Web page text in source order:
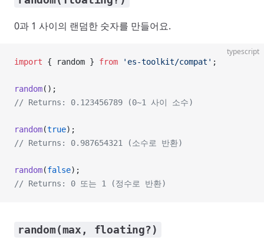
0과 1 사이의 랜덤한 숫자를 만들어요.
typescript
import { random } from 'es-toolkit/compat' ;
random();
// Returns: 0.123456789 (0~1 사이 소수)
random(true);
// Returns: 0.987654321 (소수로 반환)
random(false);
// Returns: 0 또는 1 (정수로 반환)
random(max, floating?)